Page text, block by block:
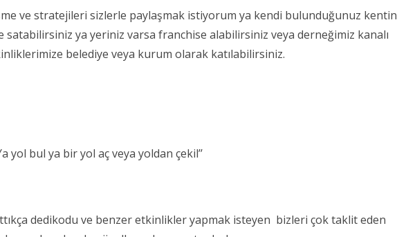
ve stratejileri sizlerle paylaşmak istiyorum ya kendi bulunduğunuz kentin
satabilirsiniz ya yeriniz varsa franchise alabilirsiniz veya derneğimiz kanalı
belediye veya kurum olarak katılabilirsiniz.
yol bul ya bir yol aç veya yoldan çekil’’
dedikodu ve benzer etkinlikler yapmak isteyen bizleri çok taklit eden